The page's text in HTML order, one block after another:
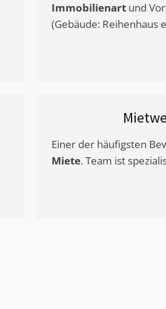
Immobilienart und
(Gebäude: Reihenhaus
Einer der häufigsten
Miete. Team ist